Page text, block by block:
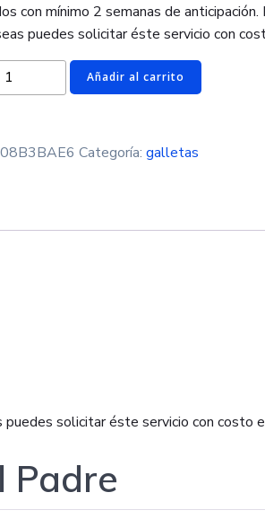
con mínimo 2 semanas de
puedes solicitar éste servicio con
Añadir al carrito
08B3BAE6 Categoría: galletas
puedes solicitar éste servicio con costo
Padre